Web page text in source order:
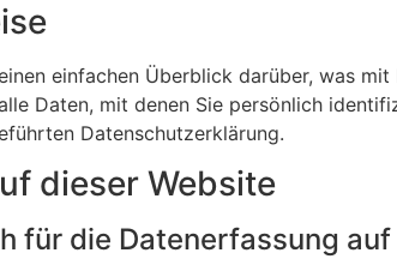
einfachen Überblick darüber, was
Daten, mit denen Sie persönlich
Datenschutzerklärung.
dieser Website
für die Datenerfassung auf